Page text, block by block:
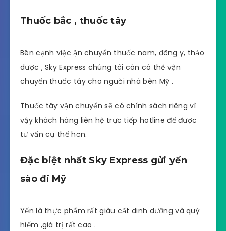
Thuốc bắc , thuốc tây
Bên cạnh việc ận chuyển thuốc nam, đông y, thảo
dược , Sky Express chúng tôi còn có thể vận
chuyển thuốc tây cho nguời nhà bên Mỹ .
Thuốc tây vận chuyển sẽ có chính sách riêng vì
vậy khách hàng liên hệ trực tiếp hotline để được
tư vấn cụ thể hơn.
Đặc biệt nhất Sky Express gửi yến
sào đi Mỹ
Yến là thực phẩm rất giàu cất dinh dưỡng và quý
hiếm ,giá trị rất cao .